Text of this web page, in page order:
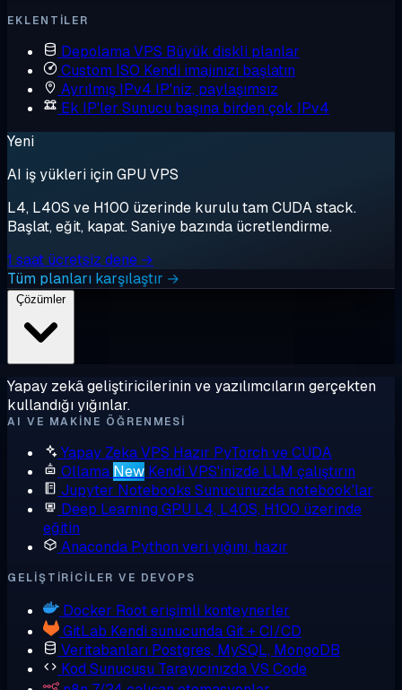
EKLENTILER
Depolama VPS Büyük diskli planlar
Custom ISO Kendi imajınızı başlatın
Ayrılmış IPv4 IP'niz, paylaşımsız
Ek IP'ler Sunucu başına birden çok IPv4
Yeni
AI iş yükleri için GPU VPS
L4, L40S ve H100 üzerinde kurulu tam CUDA stack.
Başlat, eğit, kapat. Saniye bazında ücretlendirme.
1 saat ücretsiz dene →
Tüm planları karşılaştır →
Çözümler
Yapay zekâ geliştiricilerinin ve yazılımcıların gerçekten
kullandığı yığınlar.
AI VE MAKINE ÖĞRENMESI
Yapay Zeka VPS Hazır PyTorch ve CUDA
Ollama New Kendi VPS'inizde LLM çalıştırın
Jupyter Notebooks Sunucunuzda notebook'lar
Deep Learning GPU L4, L40S, H100 üzerinde
eğitin
Anaconda Python veri yığını, hazır
GELIŞTIRICILER VE DEVOPS
Docker Root erişimli konteynerler
GitLab Kendi sunucunda Git + CI/CD
Veritabanları Postgres, MySQL, MongoDB
Kod Sunucusu Tarayıcınızda VS Code